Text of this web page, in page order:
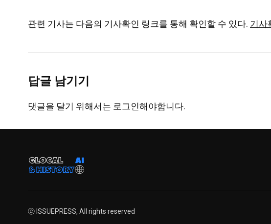
관련 기사는 다음의 기사확인 링크를 통해 확인할 수 있다. 기사
답글 남기기
댓글을 달기 위해서는 로그인해야합니다.
ⓒ ISSUEPRESS, All rights reserved